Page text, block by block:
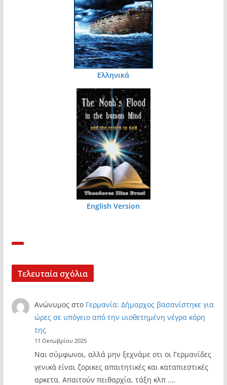
Ελληνικά
English Version
Τελευταία σχόλια
Ανώνυμος στο Γερμανία: Δήμαρχος βασανίστηκε για
ώρες σε υπόγειο από την υιοθετημένη νέγρα κόρη
της
11 Οκτωβρίου 2025
Ναι σύμφωνοι, αλλά μην ξεχνάμε οτι οι Γερμανίδες
γενικά είναι ζορικες απαιτητικές και καταπιεστικές
αρκετα. Απαιτούν πειθαρχία, τάξη κλπ .…